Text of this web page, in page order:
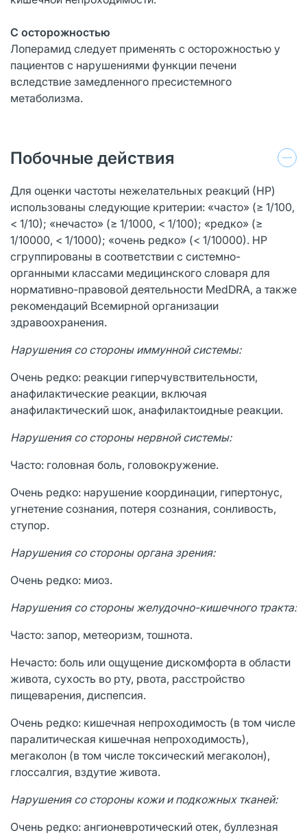
С осторожностью
Лоперамид следует применять с осторожностью у
пациентов с нарушениями функции печени
вследствие замедленного пресистемного
метаболизма.
Побочные действия
Для оценки частоты нежелательных реакций (НР)
использованы следующие критерии: «часто» (≥ 1/100,
< 1/10); «нечасто» (≥ 1/1000, < 1/100); «редко» (≥
1/10000, < 1/1000); «очень редко» (< 1/10000). НР
сгруппированы в соответствии с системно-
органными классами медицинского словаря для
нормативно-правовой деятельности MedDRA, а также
рекомендаций Всемирной организации
здравоохранения.
Нарушения со стороны иммунной системы:
Очень редко: реакции гиперчувствительности,
анафилактические реакции, включая
анафилактический шок, анафилактоидные реакции.
Нарушения со стороны нервной системы:
Часто: головная боль, головокружение.
Очень редко: нарушение координации, гипертонус,
угнетение сознания, потеря сознания, сонливость,
ступор.
Нарушения со стороны органа зрения:
Очень редко: миоз.
Нарушения со стороны желудочно-кишечного тракта:
Часто: запор, метеоризм, тошнота.
Нечасто: боль или ощущение дискомфорта в области
живота, сухость во рту, рвота, расстройство
пищеварения, диспепсия.
Очень редко: кишечная непроходимость (в том числе
паралитическая кишечная непроходимость),
мегаколон (в том числе токсический мегаколон),
глоссалгия, вздутие живота.
Нарушения со стороны кожи и подкожных тканей:
Очень редко: ангионевротический отек, буллезная